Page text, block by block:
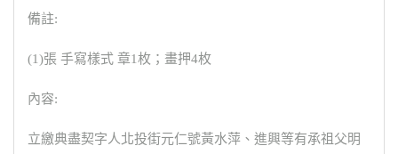
備註:
(1)張 手寫樣式 章1枚；畫押4枚
內容:
立繳典盡契字人北投街元仁號黃水萍、進興等有承祖父明